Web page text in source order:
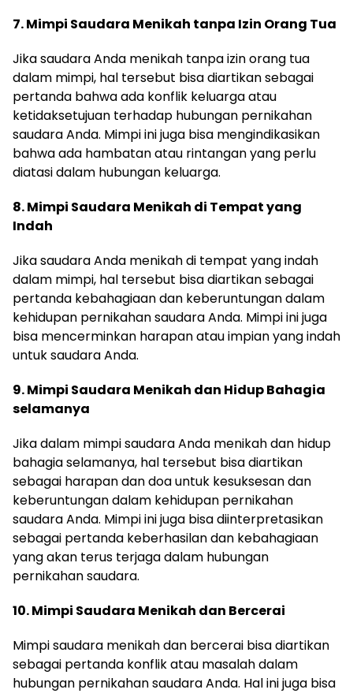
7. Mimpi Saudara Menikah tanpa Izin Orang Tua
Jika saudara Anda menikah tanpa izin orang tua
dalam mimpi, hal tersebut bisa diartikan sebagai
pertanda bahwa ada konflik keluarga atau
ketidaksetujuan terhadap hubungan pernikahan
saudara Anda. Mimpi ini juga bisa mengindikasikan
bahwa ada hambatan atau rintangan yang perlu
diatasi dalam hubungan keluarga.
8. Mimpi Saudara Menikah di Tempat yang
Indah
Jika saudara Anda menikah di tempat yang indah
dalam mimpi, hal tersebut bisa diartikan sebagai
pertanda kebahagiaan dan keberuntungan dalam
kehidupan pernikahan saudara Anda. Mimpi ini juga
bisa mencerminkan harapan atau impian yang indah
untuk saudara Anda.
9. Mimpi Saudara Menikah dan Hidup Bahagia
selamanya
Jika dalam mimpi saudara Anda menikah dan hidup
bahagia selamanya, hal tersebut bisa diartikan
sebagai harapan dan doa untuk kesuksesan dan
keberuntungan dalam kehidupan pernikahan
saudara Anda. Mimpi ini juga bisa diinterpretasikan
sebagai pertanda keberhasilan dan kebahagiaan
yang akan terus terjaga dalam hubungan
pernikahan saudara.
10. Mimpi Saudara Menikah dan Bercerai
Mimpi saudara menikah dan bercerai bisa diartikan
sebagai pertanda konflik atau masalah dalam
hubungan pernikahan saudara Anda. Hal ini juga bisa